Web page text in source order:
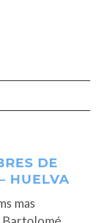
de navegación
DE
HUELVA
mas